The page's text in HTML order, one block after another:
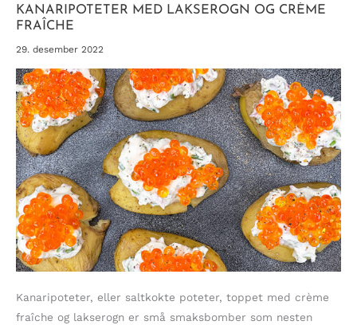
KANARIPOTETER MED LAKSEROGN OG CRÈME
FRAÎCHE
29. desember 2022
Kanaripoteter, eller saltkokte poteter, toppet med crème
fraîche og lakserogn er små smaksbomber som nesten